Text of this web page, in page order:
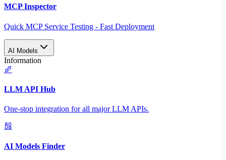
MCP Inspector
Quick MCP Service Testing - Fast Deployment
AI Models
Information
LLM API Hub
One-stop integration for all major LLM APIs.
AI Models Finder